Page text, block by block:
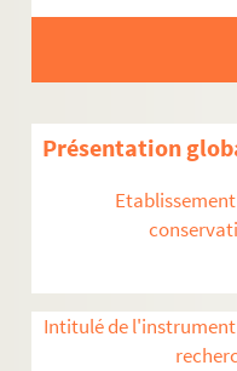
Présentation
Intitulé de
Biographie
Scénographies pour